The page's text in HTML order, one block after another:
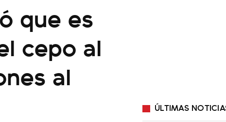
que es
cepo al
al
ÚLTIMAS